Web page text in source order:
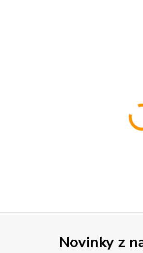
Novinky z